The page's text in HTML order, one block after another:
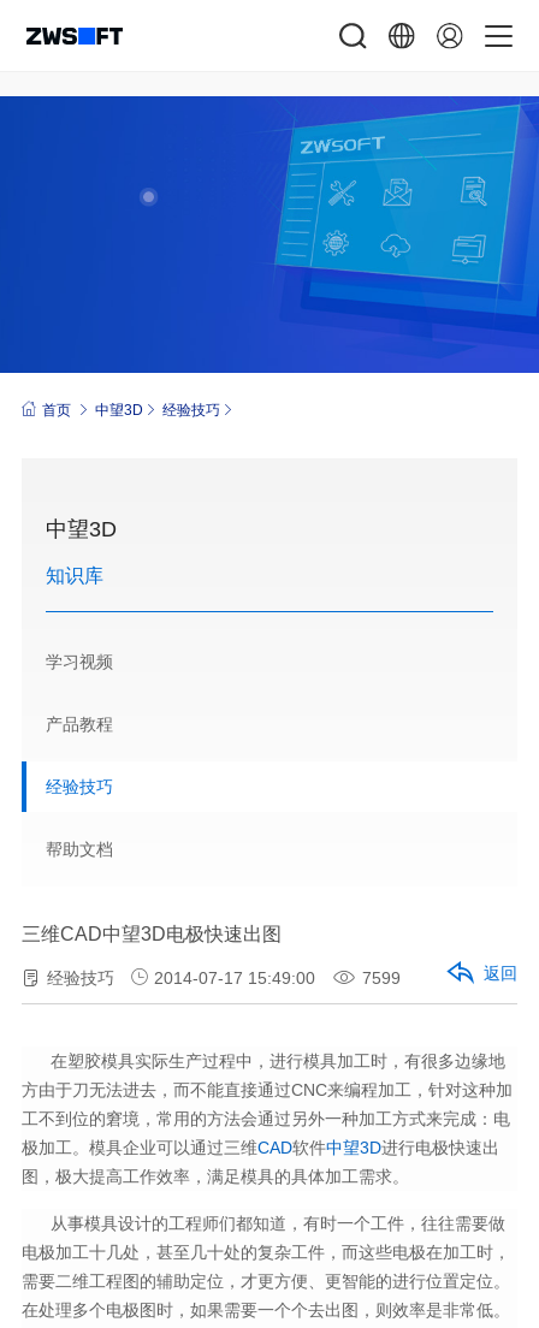
首页 中望3D 经验技巧
中望3D
知识库
学习视频
产品教程
经验技巧
帮助文档
三维CAD中望3D电极快速出图
经验技巧 2014-07-17 15:49:00 7599 返回
在塑胶模具实际生产过程中，进行模具加工时，有很多边缘地
方由于刀无法进去，而不能直接通过CNC来编程加工，针对这种加
工不到位的窘境，常用的方法会通过另外一种加工方式来完成：电
极加工。模具企业可以通过三维CAD软件中望3D进行电极快速出
图，极大提高工作效率，满足模具的具体加工需求。
从事模具设计的工程师们都知道，有时一个工件，往往需要做
电极加工十几处，甚至几十处的复杂工件，而这些电极在加工时，
需要二维工程图的辅助定位，才更方便、更智能的进行位置定位。
在处理多个电极图时，如果需要一个个去出图，则效率是非常低。